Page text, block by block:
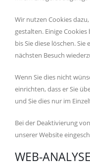
Wir nutzen Cookies
gestalten. Einige
bis Sie diese löschen.
nächsten Besuch
Wenn Sie dies nicht
einrichten, dass er Sie
und Sie dies nur im
Bei der Deaktivierung
unserer Website
WEB-ANALYSE